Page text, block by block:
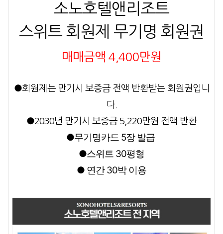
소노호텔앤리조트
스위트 회원제 무기명 회원권
매매금액 4,400만원
●회원제는 만기시 보증금 전액 반환받는 회원권입니
다.
●2030년 만기시 보증금 5,220만원 전액 반환
●무기명카드 5장 발급
●스위트 30평형
● 연간 30박 이용